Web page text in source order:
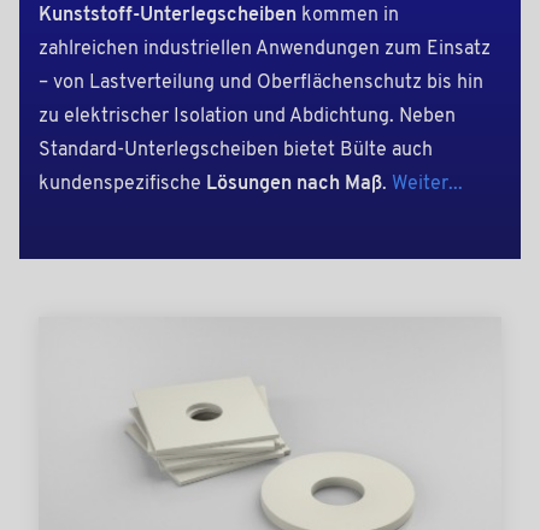
Kunststoff-Unterlegscheiben kommen in
zahlreichen industriellen Anwendungen zum Einsatz
– von Lastverteilung und Oberflächenschutz bis hin
zu elektrischer Isolation und Abdichtung. Neben
Standard-Unterlegscheiben bietet Bülte auch
kundenspezifische Lösungen nach Maß. Weiter...